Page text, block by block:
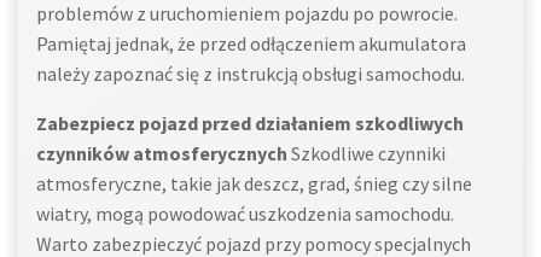
problemów z uruchomieniem pojazdu po powrocie.
Pamiętaj jednak, że przed odłączeniem akumulatora
należy zapoznać się z instrukcją obsługi samochodu.
Zabezpiecz pojazd przed działaniem szkodliwych
czynników atmosferycznych Szkodliwe czynniki
atmosferyczne, takie jak deszcz, grad, śnieg czy silne
wiatry, mogą powodować uszkodzenia samochodu.
Warto zabezpieczyć pojazd przy pomocy specjalnych